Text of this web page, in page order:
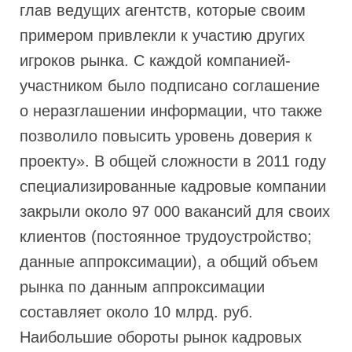
глав ведущих агентств, которые своим
примером привлекли к участию других
игроков рынка. С каждой компанией-
участником было подписано соглашение
о неразглашении информации, что также
позволило повысить уровень доверия к
проекту». В общей сложности в 2011 году
специализированные кадровые компании
закрыли около 97 000 вакансий для своих
клиентов (постоянное трудоустройство;
данные аппроксимации), а общий объем
рынка по данным аппроксимации
составляет около 10 млрд. руб.
Наибольшие обороты рынок кадровых